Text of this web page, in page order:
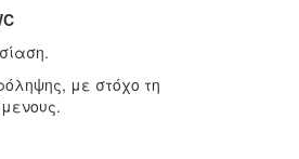
με στόχο τη